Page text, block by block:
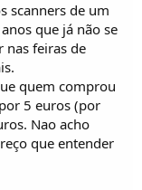
scanners de um
que já não se
nas feiras de
quem comprou
5 euros (por
Nao acho
que entender